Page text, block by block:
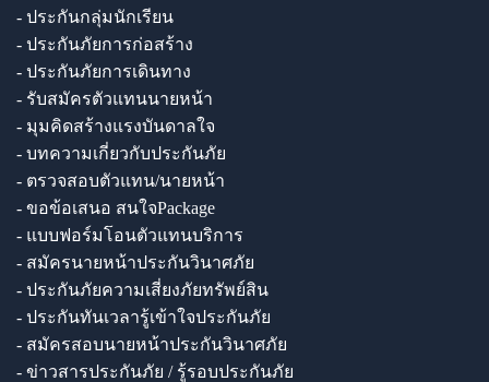
- ประกันกลุ่มนักเรียน
- ประกันภัยการก่อสร้าง
- ประกันภัยการเดินทาง
- รับสมัครตัวแทนนายหน้า
- มุมคิดสร้างแรงบันดาลใจ
- บทความเกี่ยวกับประกันภัย
- ตรวจสอบตัวแทน/นายหน้า
- ขอข้อเสนอ สนใจPackage
- แบบฟอร์มโอนตัวแทนบริการ
- สมัครนายหน้าประกันวินาศภัย
- ประกันภัยความเสี่ยงภัยทรัพย์สิน
- ประกันทันเวลารู้เข้าใจประกันภัย
- สมัครสอบนายหน้าประกันวินาศภัย
- ข่าวสารประกันภัย / รู้รอบประกันภัย